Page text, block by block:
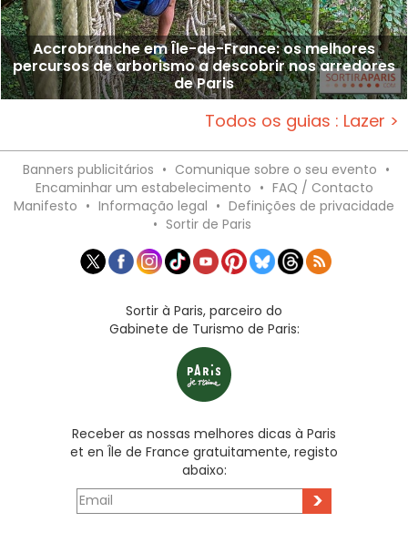
Accrobranche em Île-de-France: os melhores
percursos de arborismo a descobrir nos arredores
de Paris
Todos os guias : Lazer >
Banners publicitários • Comunique sobre o seu evento •
Encaminhar um estabelecimento • FAQ / Contacto
Manifesto • Informação legal • Definições de privacidade
• Sortir de Paris
Sortir à Paris, parceiro do
Gabinete de Turismo de Paris:
Receber as nossas melhores dicas à Paris
et en Île de France gratuitamente, registo
abaixo:
>